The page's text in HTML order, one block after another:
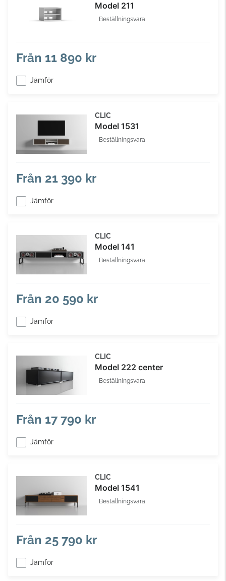
Model 211
Beställningsvara
Från 11 890 kr
Jämför
CLIC
Model 1531
Beställningsvara
Från 21 390 kr
Jämför
CLIC
Model 141
Beställningsvara
Från 20 590 kr
Jämför
CLIC
Model 222 center
Beställningsvara
Från 17 790 kr
Jämför
CLIC
Model 1541
Beställningsvara
Från 25 790 kr
Jämför